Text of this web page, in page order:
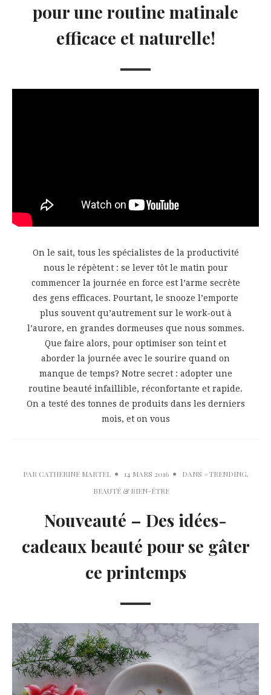
pour une routine matinale
efficace et naturelle!
On le sait, tous les spécialistes de la productivité
nous le répètent : se lever tôt le matin pour
commencer la journée en force est l’arme secrète
des gens efficaces. Pourtant, le snooze l’emporte
plus souvent qu’autrement sur le work-out à
l’aurore, en grandes dormeuses que nous sommes.
Que faire alors, pour optimiser son teint et
aborder la journée avec le sourire quand on
manque de temps? Notre secret : adopter une
routine beauté infaillible, réconfortante et rapide.
On a testé des tonnes de produits dans les derniers
mois, et on vous
PAR CATHERINE MARTEL 14 MARS 2016 DANS #TRENDING,
BEAUTÉ & BIEN-ÊTRE
Nouveauté – Des idées-
cadeaux beauté pour se gâter
ce printemps